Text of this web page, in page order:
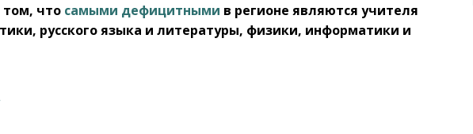
том, что самыми дефицитными в регионе являются учителя
русского языка и литературы, физики, информатики и